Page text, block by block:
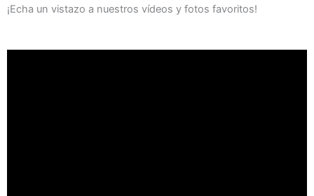
¡Echa un vistazo a nuestros vídeos y fotos favoritos!